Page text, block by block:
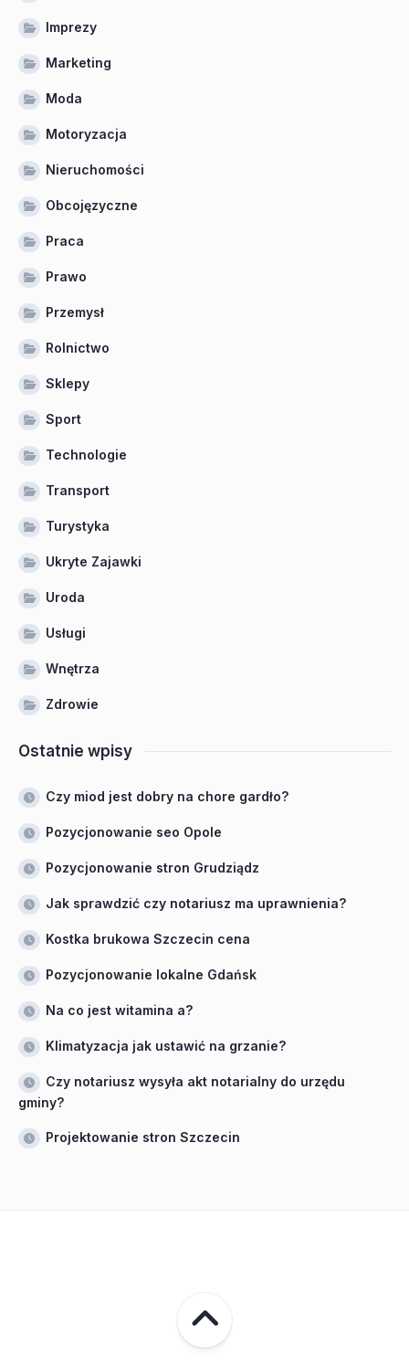
Imprezy
Marketing
Moda
Motoryzacja
Nieruchomości
Obcojęzyczne
Praca
Prawo
Przemysł
Rolnictwo
Sklepy
Sport
Technologie
Transport
Turystyka
Ukryte Zajawki
Uroda
Usługi
Wnętrza
Zdrowie
Ostatnie wpisy
Czy miod jest dobry na chore gardło?
Pozycjonowanie seo Opole
Pozycjonowanie stron Grudziądz
Jak sprawdzić czy notariusz ma uprawnienia?
Kostka brukowa Szczecin cena
Pozycjonowanie lokalne Gdańsk
Na co jest witamina a?
Klimatyzacja jak ustawić na grzanie?
Czy notariusz wysyła akt notarialny do urzędu
gminy?
Projektowanie stron Szczecin